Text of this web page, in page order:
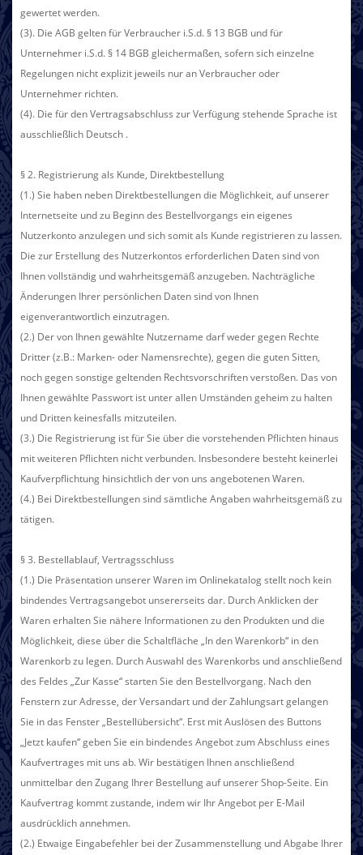
gewertet werden.
(3). Die AGB gelten für Verbraucher i.S.d. § 13 BGB und für
Unternehmer i.S.d. § 14 BGB gleichermaßen, sofern sich einzelne
Regelungen nicht explizit jeweils nur an Verbraucher oder
Unternehmer richten.
(4). Die für den Vertragsabschluss zur Verfügung stehende Sprache ist
ausschließlich Deutsch .
§ 2. Registrierung als Kunde, Direktbestellung
(1.) Sie haben neben Direktbestellungen die Möglichkeit, auf unserer
Internetseite und zu Beginn des Bestellvorgangs ein eigenes
Nutzerkonto anzulegen und sich somit als Kunde registrieren zu lassen.
Die zur Erstellung des Nutzerkontos erforderlichen Daten sind von
Ihnen vollständig und wahrheitsgemäß anzugeben. Nachträgliche
Änderungen Ihrer persönlichen Daten sind von Ihnen
eigenverantwortlich einzutragen.
(2.) Der von Ihnen gewählte Nutzername darf weder gegen Rechte
Dritter (z.B.: Marken- oder Namensrechte), gegen die guten Sitten,
noch gegen sonstige geltenden Rechtsvorschriften verstoßen. Das von
Ihnen gewählte Passwort ist unter allen Umständen geheim zu halten
und Dritten keinesfalls mitzuteilen.
(3.) Die Registrierung ist für Sie über die vorstehenden Pflichten hinaus
mit weiteren Pflichten nicht verbunden. Insbesondere besteht keinerlei
Kaufverpflichtung hinsichtlich der von uns angebotenen Waren.
(4.) Bei Direktbestellungen sind sämtliche Angaben wahrheitsgemäß zu
tätigen.
§ 3. Bestellablauf, Vertragsschluss
(1.) Die Präsentation unserer Waren im Onlinekatalog stellt noch kein
bindendes Vertragsangebot unsererseits dar. Durch Anklicken der
Waren erhalten Sie nähere Informationen zu den Produkten und die
Möglichkeit, diese über die Schaltfläche „In den Warenkorb“ in den
Warenkorb zu legen. Durch Auswahl des Warenkorbs und anschließend
des Feldes „Zur Kasse“ starten Sie den Bestellvorgang. Nach den
Fenstern zur Adresse, der Versandart und der Zahlungsart gelangen
Sie in das Fenster „Bestellübersicht“. Erst mit Auslösen des Buttons
„Jetzt kaufen“ geben Sie ein bindendes Angebot zum Abschluss eines
Kaufvertrages mit uns ab. Wir bestätigen Ihnen anschließend
unmittelbar den Zugang Ihrer Bestellung auf unserer Shop-Seite. Ein
Kaufvertrag kommt zustande, indem wir Ihr Angebot per E-Mail
ausdrücklich annehmen.
(2.) Etwaige Eingabefehler bei der Zusammenstellung und Abgabe Ihrer